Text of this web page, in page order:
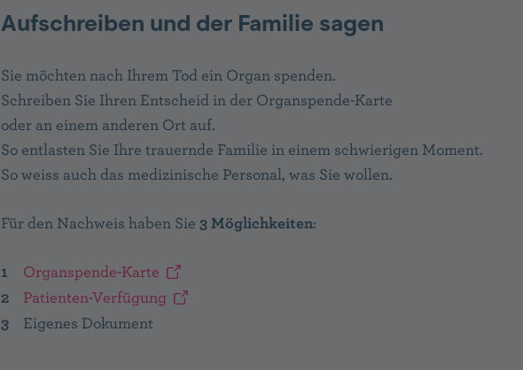
Aufschreiben und der Familie sagen
Sie möchten nach Ihrem Tod ein Organ spenden.
Schreiben Sie Ihren Entscheid in der Organspende-Karte
oder an einem anderen Ort auf.
So entlasten Sie Ihre trauernde Familie in einem schwierigen Moment.
So weiss auch das medizinische Personal, was Sie wollen.
Für den Nachweis haben Sie 3 Möglichkeiten:
Organspende-Karte
Patienten-Verfügung
Eigenes Dokument